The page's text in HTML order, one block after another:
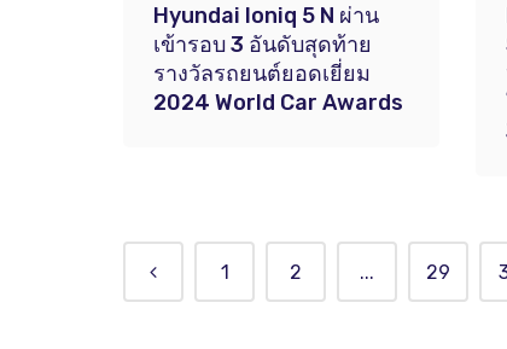
Hyundai Ioniq 5 N ผ่าน
เข้ารอบ 3 อันดับสุดท้าย
รางวัลรถยนต์ยอดเยี่ยม
2024 World Car Awards
1 2 ... 29